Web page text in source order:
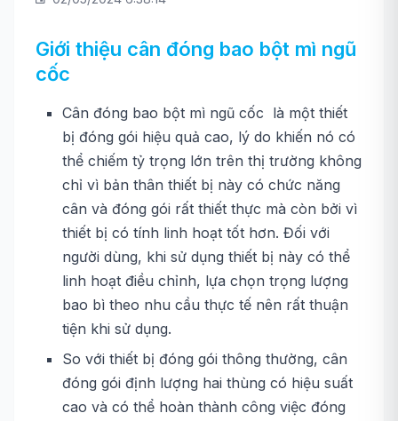
Giới thiệu cân đóng bao bột mì ngũ
cốc
Cân đóng bao bột mì ngũ cốc là một thiết
bị đóng gói hiệu quả cao, lý do khiến nó có
thể chiếm tỷ trọng lớn trên thị trường không
chỉ vì bản thân thiết bị này có chức năng
cân và đóng gói rất thiết thực mà còn bởi vì
thiết bị có tính linh hoạt tốt hơn. Đối với
người dùng, khi sử dụng thiết bị này có thể
linh hoạt điều chỉnh, lựa chọn trọng lượng
bao bì theo nhu cầu thực tế nên rất thuận
tiện khi sử dụng.
So với thiết bị đóng gói thông thường, cân
đóng gói định lượng hai thùng có hiệu suất
cao và có thể hoàn thành công việc đóng